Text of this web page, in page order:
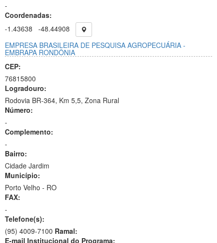
-
Coordenadas:
-1.43638
-48.44908
EMPRESA BRASILEIRA DE PESQUISA AGROPECUÁRIA -
EMBRAPA RONDÔNIA
CEP:
76815800
Logradouro:
Rodovia BR-364, Km 5,5, Zona Rural
Número:
-
Complemento:
-
Bairro:
Cidade Jardim
Município:
Porto Velho - RO
FAX:
-
Telefone(s):
(95) 4009-7100 Ramal:
E-mail Institucional do Programa: